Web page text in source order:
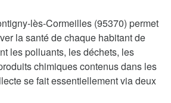
lès-Cormeilles (95370) permet
la santé de chaque habitant de
les polluants, les déchets, les
chimiques contenus dans les
se fait essentiellement via deux